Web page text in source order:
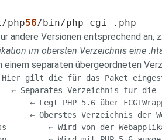
php56/bin/php-cgi .php
andere Versionen entsprechend an,
im obersten Verzeichnis eine
einem separaten übergeordneten
gilt die für das Paket
Separates Verzeichnis für die
← Legt PHP 5.6 über
← Oberstes Verzeichnis der
← Wird von der